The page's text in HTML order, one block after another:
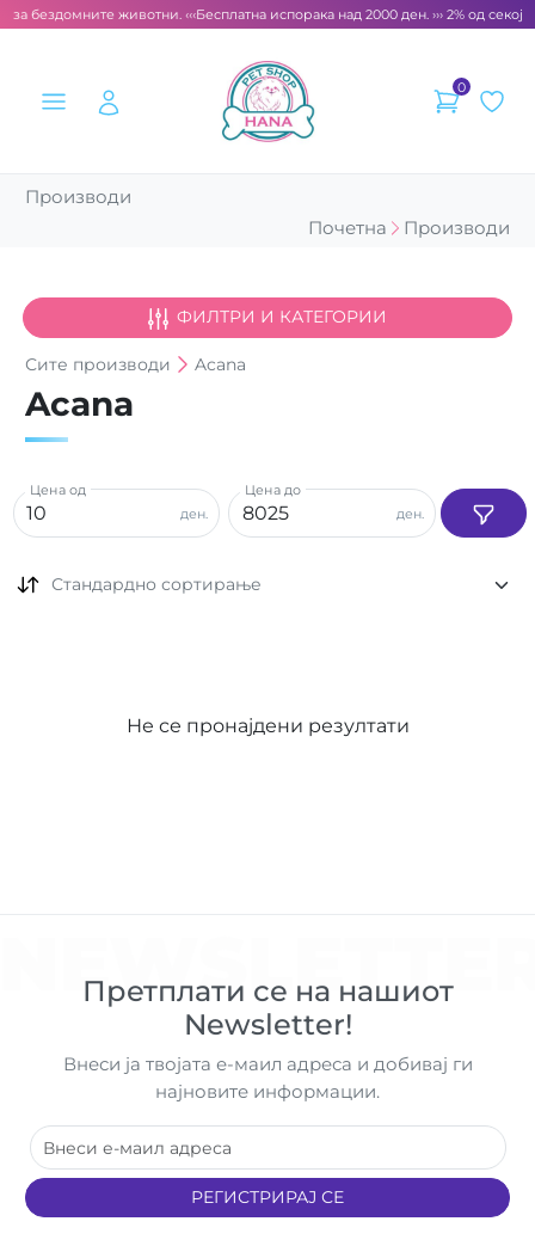
за бездомните животни. ‹‹‹Бесплатна испорака над 2000 ден. ››› 2% од
0
Производи
Почетна
Производи
ФИЛТРИ И КАТЕГОРИИ
Сите производи Acana
Acana
ден.
Цена од
ден.
Цена до
Стандардно сортирање
Не се пронајдени резултати
Претплати се на нашиот
Newsletter!
Внеси ја твојата е-маил адреса и добивај ги
најновите информации.
РЕГИСТРИРАЈ СЕ